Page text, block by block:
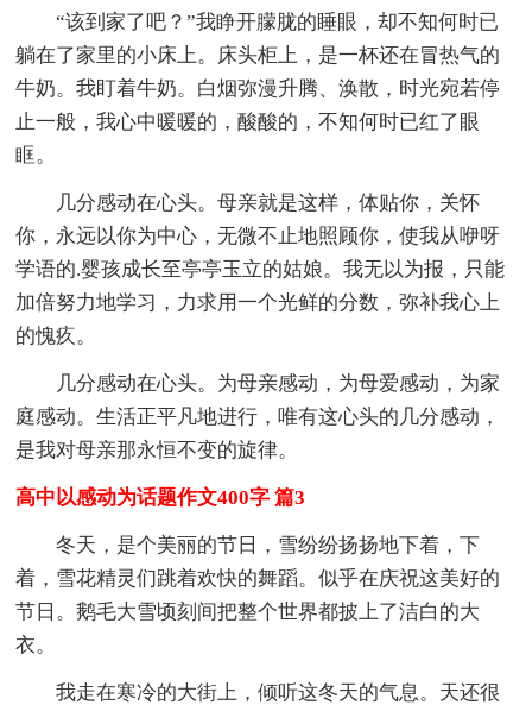
“该到家了吧？”我睁开朦胧的睡眼，却不知何时已
躺在了家里的小床上。床头柜上，是一杯还在冒热气的
牛奶。我盯着牛奶。白烟弥漫升腾、涣散，时光宛若停
止一般，我心中暖暖的，酸酸的，不知何时已红了眼
眶。
几分感动在心头。母亲就是这样，体贴你，关怀
你，永远以你为中心，无微不止地照顾你，使我从咿呀
学语的.婴孩成长至亭亭玉立的姑娘。我无以为报，只能
加倍努力地学习，力求用一个光鲜的分数，弥补我心上
的愧疚。
几分感动在心头。为母亲感动，为母爱感动，为家
庭感动。生活正平凡地进行，唯有这心头的几分感动，
是我对母亲那永恒不变的旋律。
高中以感动为话题作文400字 篇3
冬天，是个美丽的节日，雪纷纷扬扬地下着，下
着，雪花精灵们跳着欢快的舞蹈。似乎在庆祝这美好的
节日。鹅毛大雪顷刻间把整个世界都披上了洁白的大
衣。
我走在寒冷的大街上，倾听这冬天的气息。天还很